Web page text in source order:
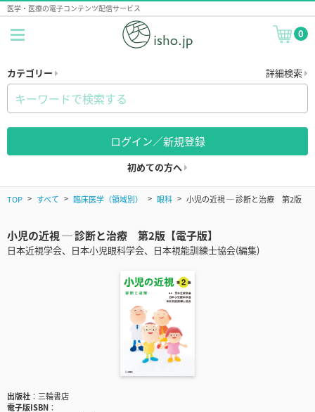
医学・医療の電子コンテンツ配信サービス
0
カテゴリー 詳細検索
ログイン／新規登録
初めての方へ
TOP すべて 臨床医学（領域別） 眼科 小児の近視 ─ 診断と治療 第2版
小児の近視 ─ 診断と治療 第2版【電子版】
日本近視学会、日本小児眼科学会、日本視能訓練士協会(編集)
出版社
三輪書店
電子版ISBN